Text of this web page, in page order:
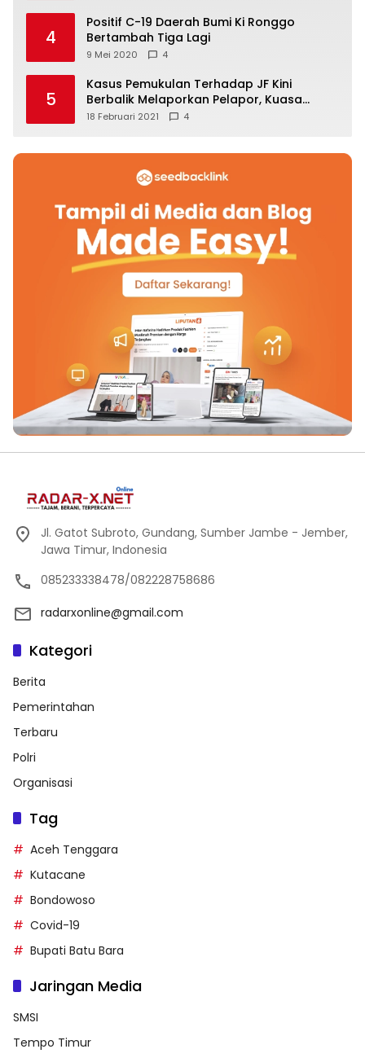
4
Positif C-19 Daerah Bumi Ki Ronggo
Bertambah Tiga Lagi
9 Mei 2020 4
5
Kasus Pemukulan Terhadap JF Kini
Berbalik Melaporkan Pelapor, Kuasa
Hukum Angkat Bicara
18 Februari 2021 4
Jl. Gatot Subroto, Gundang, Sumber Jambe - Jember,
Jawa Timur, Indonesia
085233338478/082228758686
radarxonline@gmail.com
Kategori
Berita
Pemerintahan
Terbaru
Polri
Organisasi
Tag
Aceh Tenggara
Kutacane
Bondowoso
Covid-19
Bupati Batu Bara
Jaringan Media
SMSI
Tempo Timur